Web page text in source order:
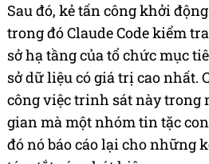
Sau đó, kẻ tấn công khởi
trong đó Claude Code kiểm
sở hạ tầng của tổ chức mục
sở dữ liệu có giá trị cao nhất.
công việc trinh sát này trong
gian mà một nhóm tin tặc
đó nó báo cáo lại cho những